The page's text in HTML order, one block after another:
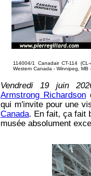
114004/1 Canadair CT-114
Western Canada - Winnipeg, MB
Vendredi 19 juin
Armstrong Richardson
qui m'invite pour une
Canada. En fait, ça fait
musée absolument